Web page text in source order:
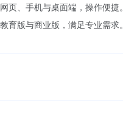
页、手机与桌面端，操作便捷。
育版与商业版，满足专业需求。